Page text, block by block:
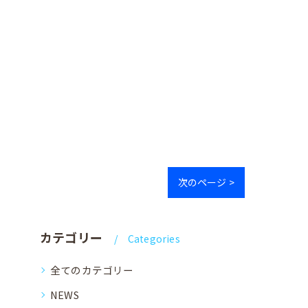
次のページ >
カテゴリー Categories
全てのカテゴリー
NEWS